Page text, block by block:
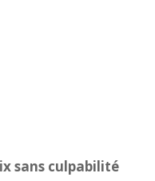
sans culpabilité